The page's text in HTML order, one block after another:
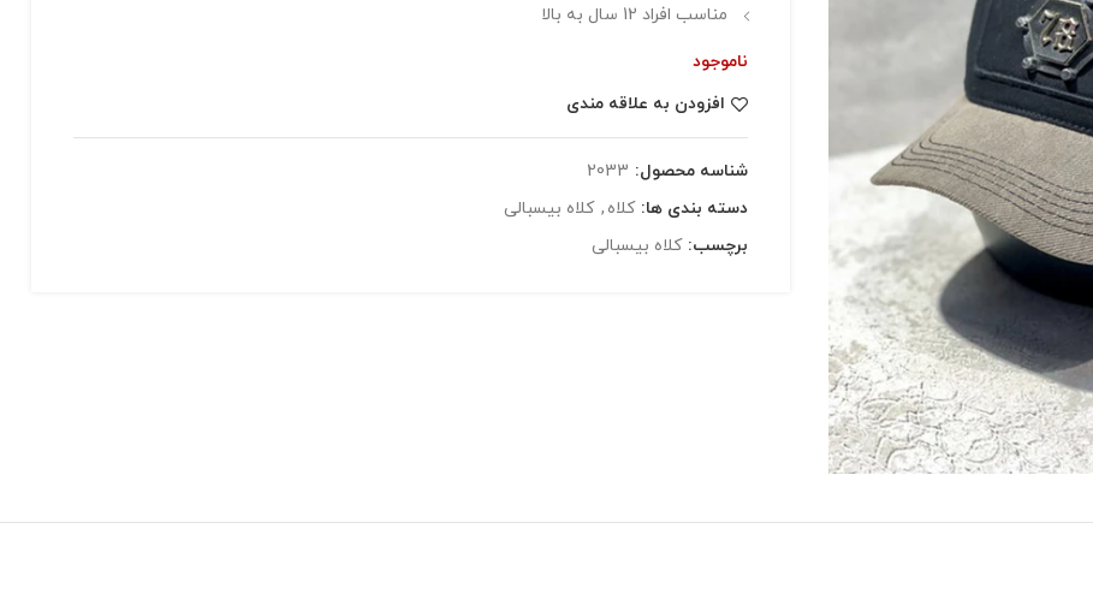
مناسب افراد 12 سال به بالا
ناموجود
افزودن به علاقه مندی
شناسه محصول: 2033
دسته بندی ها: کلاه , کلاه بیسبالی
برچسب: کلاه بیسبالی